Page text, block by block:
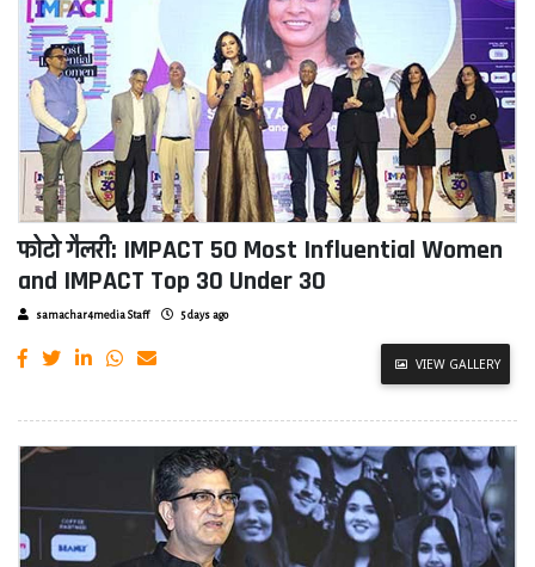
फोटो गैलरी: IMPACT 50 Most Influential Women
and IMPACT Top 30 Under 30
samachar4media Staff 5 days ago
VIEW GALLERY